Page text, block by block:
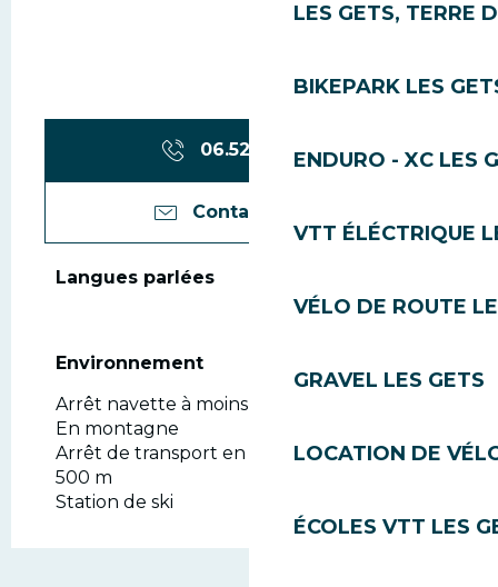
LES GETS, TERRE
BIKEPARK LES
ENDURO - XC LES
VTT ÉLÉCTRIQUE
VÉLO DE ROUTE
GRAVEL LES GETS
LOCATION DE
ÉCOLES VTT LES
06.52.60.52. ▒▒
Contactez-nous
Langues parlées
Langues parlées
Environnement
Environnement
Arrêt navette à moins de 300 m
En montagne
Arrêt de transport en commun à moins de
500 m
Station de ski